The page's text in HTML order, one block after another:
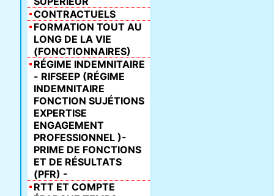
CONTRACTUELS
FORMATION TOUT AU
LONG DE LA VIE
(FONCTIONNAIRES)
RÉGIME INDEMNITAIRE
- RIFSEEP (RÉGIME
INDEMNITAIRE
FONCTION SUJÉTIONS
EXPERTISE
ENGAGEMENT
PROFESSIONNEL )-
PRIME DE FONCTIONS
ET DE RÉSULTATS
(PFR) -
RTT ET COMPTE